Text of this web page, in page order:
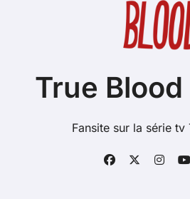
True
Fansite sur la série tv